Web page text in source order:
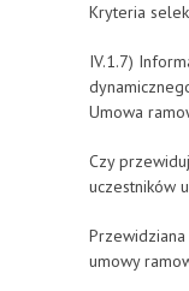
Kryteria
IV.1.7)
Umowa
Czy
uczestników
umowy